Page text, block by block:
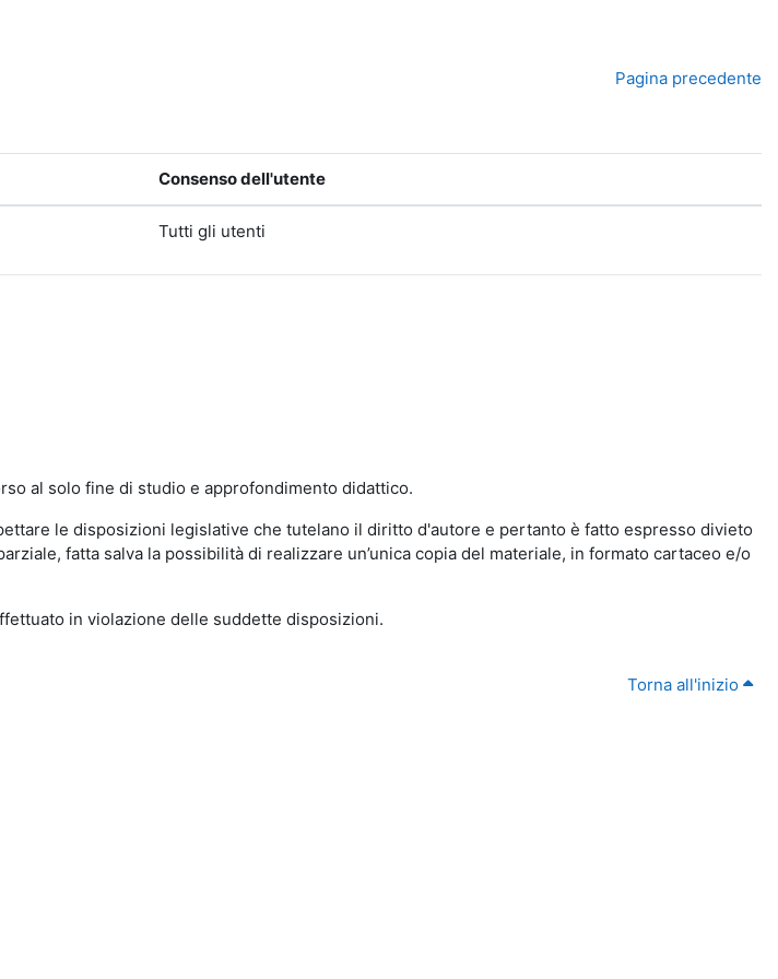
Pagina precedente
Consenso dell'utente
Tutti gli utenti
al solo fine di studio e approfondimento didattico.
le disposizioni legislative che tutelano il diritto d'autore e pertanto è fatto espresso divieto
fatta salva la possibilità di realizzare un’unica copia del materiale, in formato cartaceo e/o
in violazione delle suddette disposizioni.
Torna all'inizio